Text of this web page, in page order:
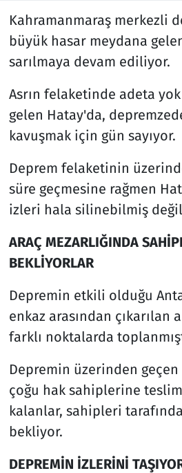
Kahramanmaraş merkezli
büyük hasar meydana
sarılmaya devam ediliyor.
Asrın felaketinde adeta
gelen Hatay'da,
kavuşmak için gün sayıyor.
Deprem felaketinin
süre geçmesine rağmen
izleri hala silinebilmiş
ARAÇ MEZARLIĞINDA
BEKLİYORLAR
Depremin etkili olduğu
enkaz arasından çıkarılan
farklı noktalarda
Depremin üzerinden geçen
çoğu hak sahiplerine
kalanlar, sahipleri
bekliyor.
DEPREMİN İZLERİNİ
Spor
Teknoloji ve Bilim
Televizyon